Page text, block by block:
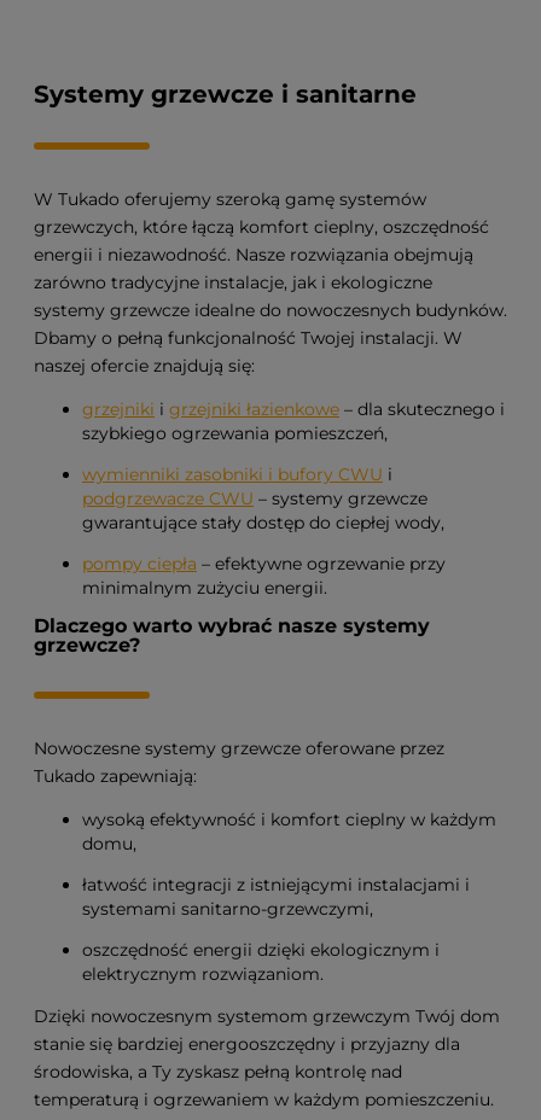
Systemy grzewcze i sanitarne
W Tukado oferujemy szeroką gamę systemów
grzewczych, które łączą komfort cieplny, oszczędność
energii i niezawodność. Nasze rozwiązania obejmują
zarówno tradycyjne instalacje, jak i ekologiczne
systemy grzewcze idealne do nowoczesnych budynków.
Dbamy o pełną funkcjonalność Twojej instalacji. W
naszej ofercie znajdują się:
grzejniki i grzejniki łazienkowe – dla skutecznego i
szybkiego ogrzewania pomieszczeń,
wymienniki zasobniki i bufory CWU i
podgrzewacze CWU – systemy grzewcze
gwarantujące stały dostęp do ciepłej wody,
pompy ciepła – efektywne ogrzewanie przy
minimalnym zużyciu energii.
Dlaczego warto wybrać nasze systemy
grzewcze?
Nowoczesne systemy grzewcze oferowane przez
Tukado zapewniają:
wysoką efektywność i komfort cieplny w każdym
domu,
łatwość integracji z istniejącymi instalacjami i
systemami sanitarno-grzewczymi,
oszczędność energii dzięki ekologicznym i
elektrycznym rozwiązaniom.
Dzięki nowoczesnym systemom grzewczym Twój dom
stanie się bardziej energooszczędny i przyjazny dla
środowiska, a Ty zyskasz pełną kontrolę nad
temperaturą i ogrzewaniem w każdym pomieszczeniu.